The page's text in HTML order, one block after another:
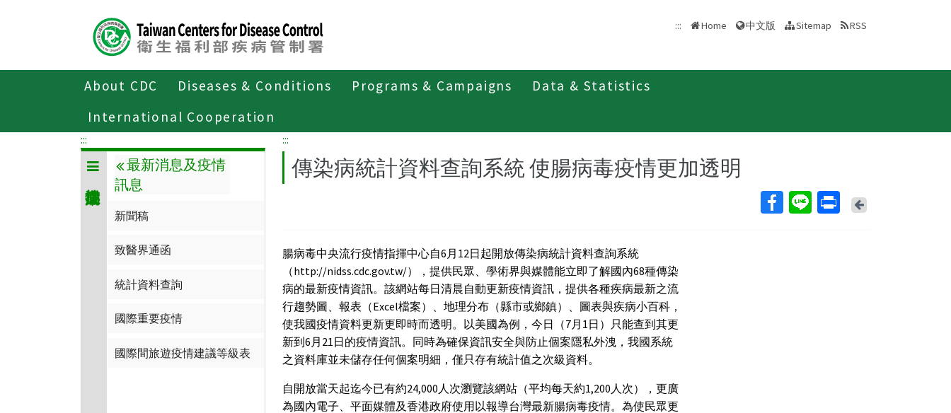
::: Home 中文版 Sitemap RSS
About CDC Diseases & Conditions Programs & Campaigns
Data & Statistics
International Cooperation
傳染病與防疫專題
:::
最新消息及疫情
訊息
新聞稿
致醫界通函
統計資料查詢
國際重要疫情
國際間旅遊疫情建議等級表
:::
傳染病統計資料查詢系統 使腸病毒疫情更加透明
Back
腸病毒中央流行疫情指揮中心自6月12日起開放傳染病統計資料查詢系統
（http://nidss.cdc.gov.tw/），提供民眾、學術界與媒體能立即了解國內68種傳染
病的最新疫情資訊。該網站每日清晨自動更新疫情資訊，提供各種疾病最新之流
行趨勢圖、報表（Excel檔案）、地理分布（縣市或鄉鎮）、圖表與疾病小百科，
使我國疫情資料更新更即時而透明。以美國為例，今日（7月1日）只能查到其更
新到6月21日的疫情資訊。同時為確保資訊安全與防止個案隱私外洩，我國系統
之資料庫並未儲存任何個案明細，僅只存有統計值之次級資料。
自開放當天起迄今已有約24,000人次瀏覽該網站（平均每天約1,200人次），更廣
為國內電子、平面媒體及香港政府使用以報導台灣最新腸病毒疫情。為使民眾更